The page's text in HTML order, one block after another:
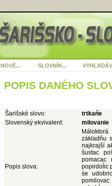
NOVÉ... SLOVNÍK...
POPIS DANÉHO
Šarišské slovo:
trtkańe
Slovenský ekvivalent:
milovanie
Popis slova:
základňu
najkrajší
šustac
pomacac
popirdoĺic
śe